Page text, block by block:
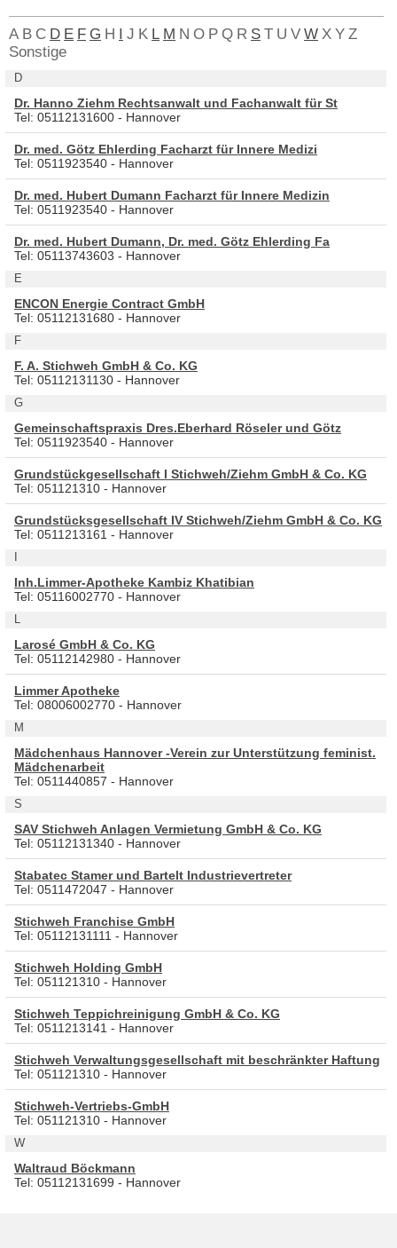
A B C D E F G H I J K L M N O P Q R S T U V W X Y Z
Sonstige
D
Dr. Hanno Ziehm Rechtsanwalt und Fachanwalt für St
Tel: 05112131600 - Hannover
Dr. med. Götz Ehlerding Facharzt für Innere Medizi
Tel: 0511923540 - Hannover
Dr. med. Hubert Dumann Facharzt für Innere Medizin
Tel: 0511923540 - Hannover
Dr. med. Hubert Dumann, Dr. med. Götz Ehlerding Fa
Tel: 05113743603 - Hannover
E
ENCON Energie Contract GmbH
Tel: 05112131680 - Hannover
F
F. A. Stichweh GmbH & Co. KG
Tel: 05112131130 - Hannover
G
Gemeinschaftspraxis Dres.Eberhard Röseler und Götz
Tel: 0511923540 - Hannover
Grundstückgesellschaft I Stichweh/Ziehm GmbH & Co. KG
Tel: 051121310 - Hannover
Grundstücksgesellschaft IV Stichweh/Ziehm GmbH & Co. KG
Tel: 0511213161 - Hannover
Inh.Limmer-Apotheke Kambiz Khatibian
Tel: 05116002770 - Hannover
Larosé GmbH & Co. KG
Tel: 05112142980 - Hannover
Limmer Apotheke
Tel: 08006002770 - Hannover
M
Mädchenhaus Hannover -Verein zur Unterstützung feminist.
Mädchenarbeit
Tel: 0511440857 - Hannover
S
SAV Stichweh Anlagen Vermietung GmbH & Co. KG
Tel: 05112131340 - Hannover
Stabatec Stamer und Bartelt Industrievertreter
Tel: 0511472047 - Hannover
Stichweh Franchise GmbH
Tel: 05112131111 - Hannover
Stichweh Holding GmbH
Tel: 051121310 - Hannover
Stichweh Teppichreinigung GmbH & Co. KG
Tel: 0511213141 - Hannover
Stichweh Verwaltungsgesellschaft mit beschränkter Haftung
Tel: 051121310 - Hannover
Stichweh-Vertriebs-GmbH
Tel: 051121310 - Hannover
W
Waltraud Böckmann
Tel: 05112131699 - Hannover